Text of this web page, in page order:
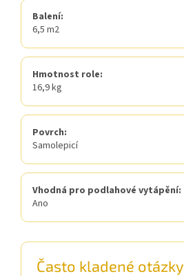
Balení:
6,5 m2
Hmotnost role:
16,9 kg
Povrch:
Samolepicí
Vhodná pro podlahové vytápění:
Ano
Často kladené otázky